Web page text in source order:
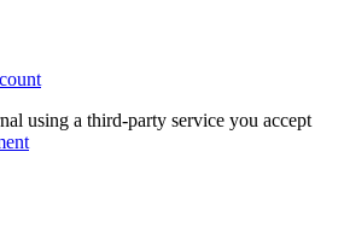
using a third-party service you accept